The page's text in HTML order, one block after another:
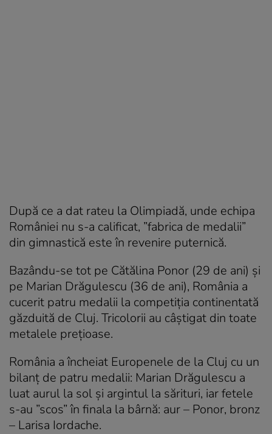
După ce a dat rateu la Olimpiadă, unde echipa
României nu s-a calificat, ”fabrica de medalii”
din gimnastică este în revenire puternică.
Bazându-se tot pe Cătălina Ponor (29 de ani) și
pe Marian Drăgulescu (36 de ani), România a
cucerit patru medalii la competiția continentată
găzduită de Cluj. Tricolorii au câștigat din toate
metalele prețioase.
România a încheiat Europenele de la Cluj cu un
bilanț de patru medalii: Marian Drăgulescu a
luat aurul la sol și argintul la sărituri, iar fetele
s-au ”scos” în finala la bârnă: aur – Ponor, bronz
– Larisa Iordache.